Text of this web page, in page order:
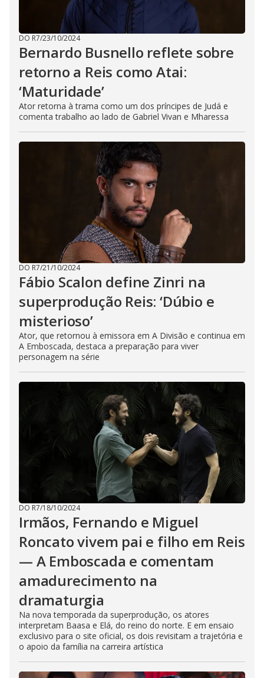
DO R7/23/10/2024
Bernardo Busnello reflete sobre
retorno a Reis como Atai:
‘Maturidade’
Ator retorna à trama como um dos príncipes de Judá e
comenta trabalho ao lado de Gabriel Vivan e Mharessa
DO R7/21/10/2024
Fábio Scalon define Zinri na
superprodução Reis: ‘Dúbio e
misterioso’
Ator, que retornou à emissora em A Divisão e continua em
A Emboscada, destaca a preparação para viver
personagem na série
DO R7/18/10/2024
Irmãos, Fernando e Miguel
Roncato vivem pai e filho em Reis
— A Emboscada e comentam
amadurecimento na
dramaturgia
Na nova temporada da superprodução, os atores
interpretam Baasa e Elá, do reino do norte. E em ensaio
exclusivo para o site oficial, os dois revisitam a trajetória e
o apoio da família na carreira artística